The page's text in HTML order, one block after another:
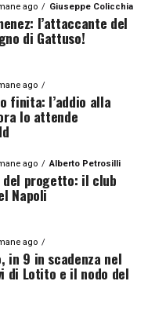
ago Giuseppe Colicchia
l’attaccante del
di Gattuso!
ago
finita: l’addio alla
lo attende
ago Alberto Petrosilli
del progetto: il club
Napoli
ago
in 9 in scadenza nel
di Lotito e il nodo del